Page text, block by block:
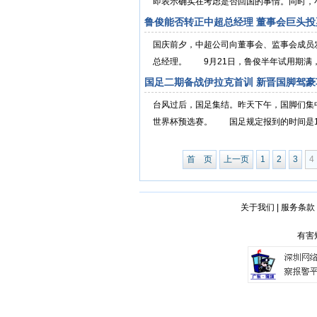
鲁俊能否转正中超总经理 董事会巨头
国庆前夕，中超公司向董事会、监事会成
总经理。 9月21日，鲁俊半年试用期满
国足二期备战伊拉克首训 新晋国脚驾
台风过后，国足集结。昨天下午，国脚们
世界杯预选赛。 国足规定报到的时间是
首 页 上一页 1 2 3 4
关于我们 服务条款
有害